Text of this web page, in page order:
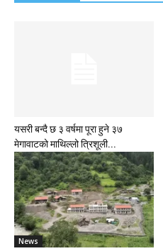
यसरी बन्दै छ ३ वर्षमा पूरा हुने ३७
मेगावाटको माथिल्लो त्रिशूली...
News